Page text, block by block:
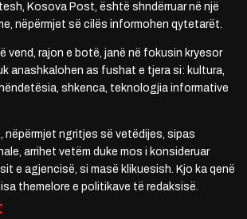
Kosova Post, është shndërruar në një
nëpërmjet së cilës informohen qytetarët.
vend, rajon e botë, janë në fokusin kryesor
anashkalohen as fushat e tjera si: kultura,
shkenca, teknologjia informative
nëpërmjet ngritjes së vetëdijes, sipas
arrihet vetëm duke mos i konsideruar
e agjencisë, si masë klikuesish. Kjo ka qenë
themelore e politikave të redaksisë.